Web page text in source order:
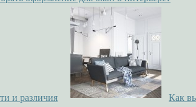
и различия Как